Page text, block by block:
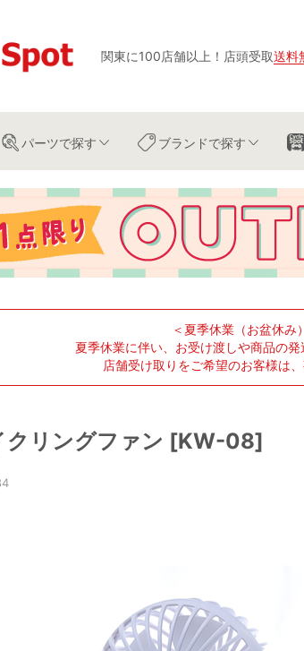
関東に100店舗以上 ！ 店頭受取送料
パーツで探す ブランドで探す
＜夏季休業（お盆休み
夏季休業に伴い、お受け渡しや商品の
店舗受け取りをご希望のお客様は
クリングファン [KW-08]